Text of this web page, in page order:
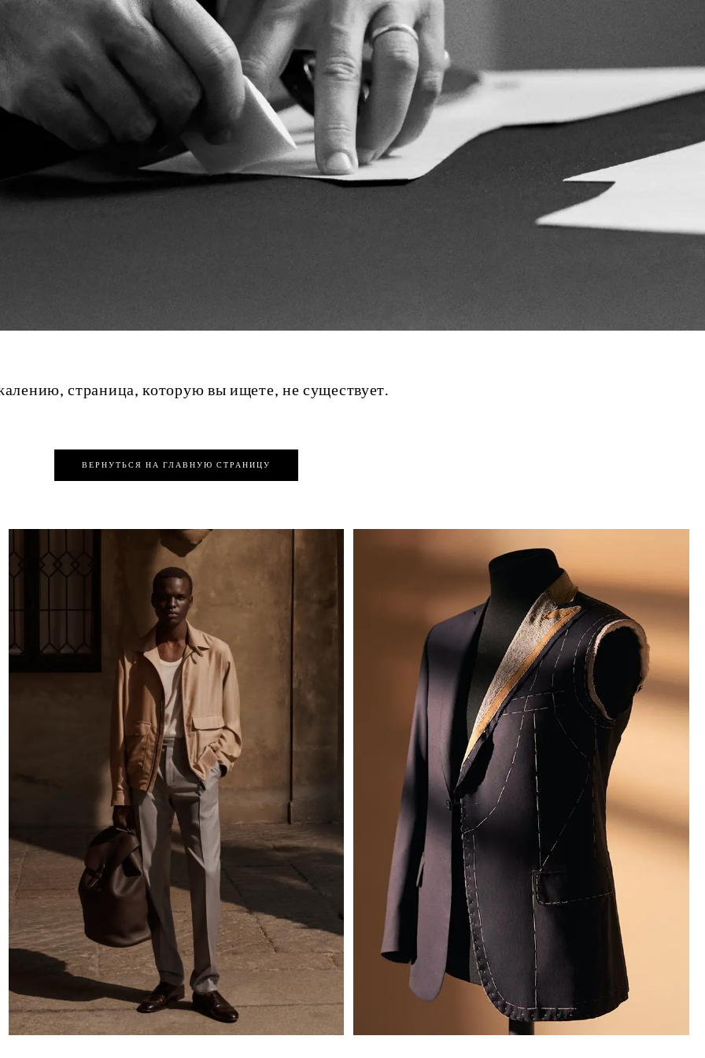
страница, которую вы ищете, не существует.
ВЕРНУТЬСЯ НА ГЛАВНУЮ СТРАНИЦУ